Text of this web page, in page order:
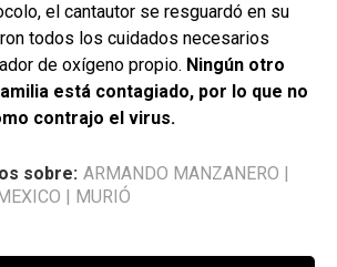
el cantautor se resguardó en su
todos los cuidados necesarios
de oxígeno propio. Ningún otro
está contagiado, por lo que no
contrajo el virus.
sobre: ARMANDO MANZANERO
MEXICO MURIÓ